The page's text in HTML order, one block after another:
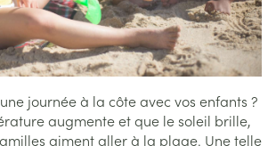
journée à la côte avec vos enfants ?
augmente et que le soleil brille,
aiment aller à la plage. Une telle